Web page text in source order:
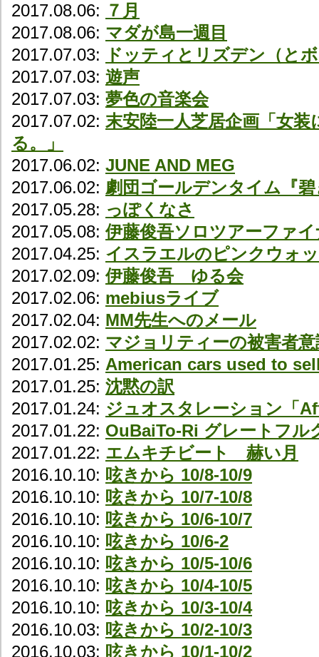
2017.08.06: ７月
2017.08.06: マダが島一週目
2017.07.03:
ドッティとリズデン（と
2017.07.03: 遊声
2017.07.03: 夢色の音楽会
2017.07.02: 末安陸一人芝居企画「女
る。」
2017.06.02: JUNE AND MEG
2017.06.02: 劇団ゴールデンタイム『
2017.05.28: っぽくなさ
2017.05.08:伊藤俊吾ソロツアーファ
2017.04.25: イスラエルのピンクウォ
2017.02.09:伊藤俊吾 ゆる会
2017.02.06: mebiusライブ
2017.02.04: MM先生へのメール
2017.02.02: マジョリティーの被害者意
2017.01.25: American cars used to
2017.01.25: 沈黙の訳
2017.01.24: ジュオスタレーション「
2017.01.22: OuBaiTo-Ri グレートフル
2017.01.22: エムキチビート 赫い月
2016.10.10: 呟きから 10/8-10/9
2016.10.10: 呟きから 10/7-10/8
2016.10.10: 呟きから 10/6-10/7
2016.10.10: 呟きから 10/6-2
2016.10.10: 呟きから 10/5-10/6
2016.10.10: 呟きから 10/4-10/5
2016.10.10: 呟きから 10/3-10/4
2016.10.03: 呟きから 10/2-10/3
2016.10.03: 呟きから 10/1-10/2